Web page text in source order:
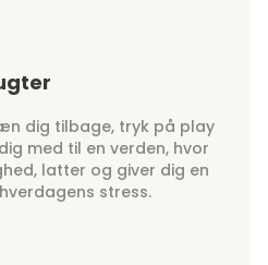
dig tilbage, tryk på play
med til en verden, hvor
latter og giver dig en
stress.